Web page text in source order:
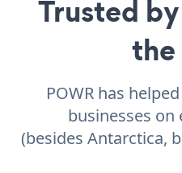
Trusted
POWR has
businesses
(besides Antarctica,